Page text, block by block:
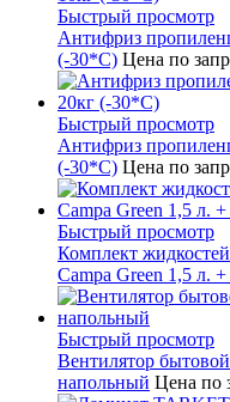
Быстрый просмотр
Антифриз
(-30*С) Цена по
Быстрый просмотр
Антифриз
(-30*С) Цена по
Быстрый просмотр
Комплект
Campa Green 1,5 л.
Быстрый просмотр
Вентилятор
напольный Цена по